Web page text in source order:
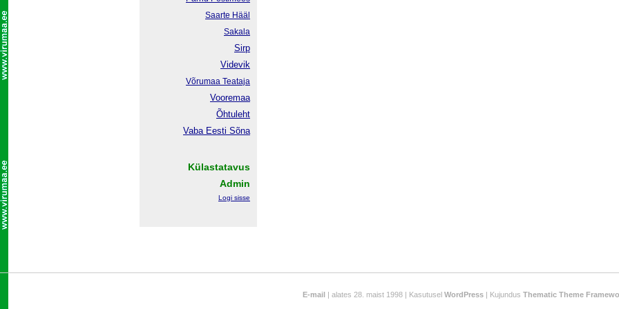
Saarte Hääl
Sakala
Sirp
Videvik
Võrumaa Teataja
Vooremaa
Õhtuleht
Vaba Eesti Sõna
Külastatavus
Admin
Logi sisse
E-mail| alates 28. maist 1998 | Kasutusel WordPress| Kujundus Thematic Theme